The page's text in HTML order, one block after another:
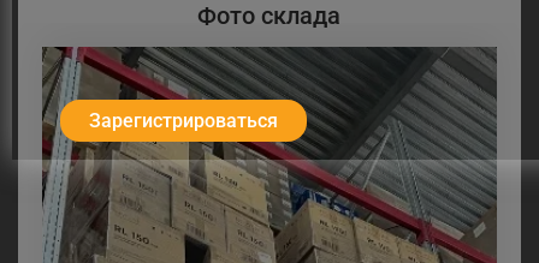
Фото склада
Зарегистрироваться